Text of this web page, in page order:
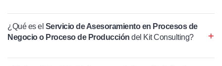
¿Qué es el Servicio de Asesoramiento en Procesos de
Negocio o Proceso de Producción del Kit Consulting?